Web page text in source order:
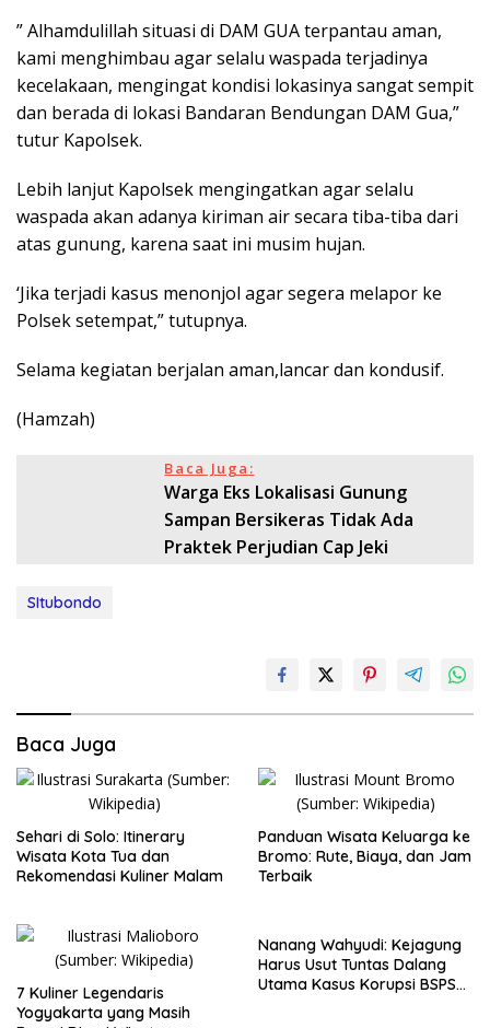
” Alhamdulillah situasi di DAM GUA terpantau aman,
kami menghimbau agar selalu waspada terjadinya
kecelakaan, mengingat kondisi lokasinya sangat sempit
dan berada di lokasi Bandaran Bendungan DAM Gua,”
tutur Kapolsek.
Lebih lanjut Kapolsek mengingatkan agar selalu
waspada akan adanya kiriman air secara tiba-tiba dari
atas gunung, karena saat ini musim hujan.
‘Jika terjadi kasus menonjol agar segera melapor ke
Polsek setempat,” tutupnya.
Selama kegiatan berjalan aman,lancar dan kondusif.
(Hamzah)
Baca Juga:
Warga Eks Lokalisasi Gunung
Sampan Bersikeras Tidak Ada
Praktek Perjudian Cap Jeki
SItubondo
Baca Juga
Sehari di Solo: Itinerary
Wisata Kota Tua dan
Rekomendasi Kuliner Malam
Panduan Wisata Keluarga ke
Bromo: Rute, Biaya, dan Jam
Terbaik
7 Kuliner Legendaris
Yogyakarta yang Masih
Nanang Wahyudi: Kejagung
Harus Usut Tuntas Dalang
Utama Kasus Korupsi BSPS